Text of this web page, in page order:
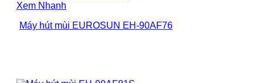
Xem Nhanh
Máy hút mùi EUROSUN EH-90AF76